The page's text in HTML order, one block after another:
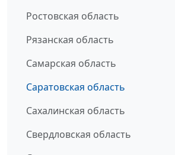
Ростовская область
Рязанская область
Самарская область
Саратовская область
Сахалинская область
Свердловская область